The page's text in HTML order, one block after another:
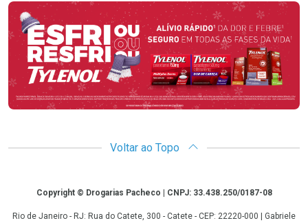
Promoção em Destaque
Voltar ao Topo
CopyrightCopyright © Drogarias Pacheco | CNPJ: 33.438.250/0187-08
Rio de Janeiro - RJ: Rua do Catete, 300 - Catete - CEP: 22220-000 | Gabriele